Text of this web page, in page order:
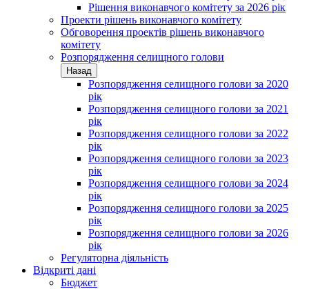
Рішення виконавчого комітету за 2026 рік
Проекти рішень виконавчого комітету
Обговорення проектів рішень виконавчого
комітету
Розпорядження селищного голови
Назад
Розпорядження селищного голови за 2020
рік
Розпорядження селищного голови за 2021
рік
Розпорядження селищного голови за 2022
рік
Розпорядження селищного голови за 2023
рік
Розпорядження селищного голови за 2024
рік
Розпорядження селищного голови за 2025
рік
Розпорядження селищного голови за 2026
рік
Регуляторна діяльність
Відкриті дані
Бюджет